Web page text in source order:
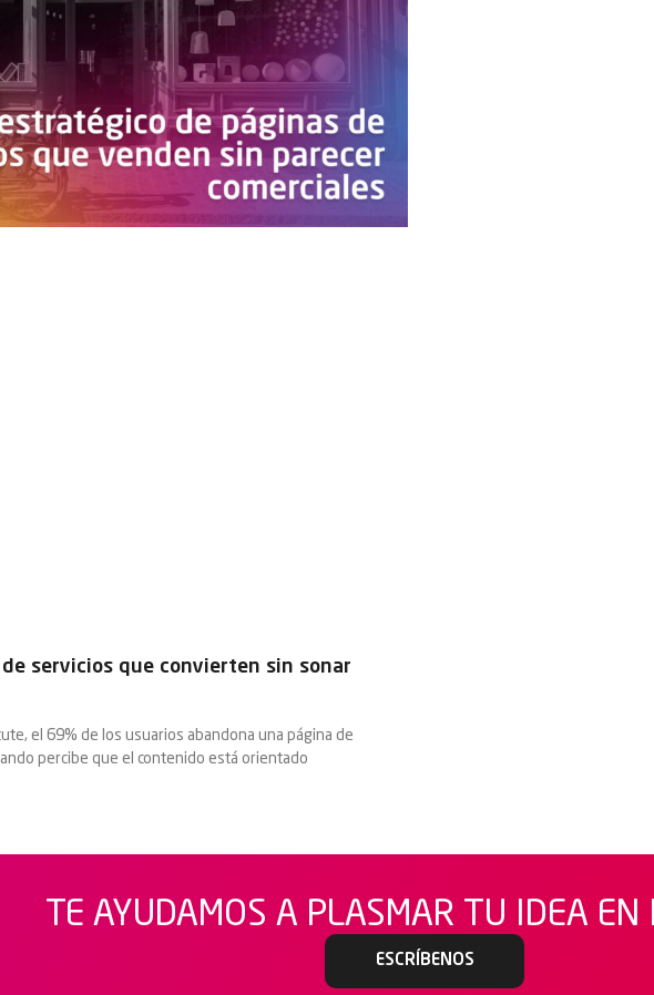
servicios que convierten sin sonar
el 69% de los usuarios abandona una página de
percibe que el contenido está orientado
TE AYUDAMOS A PLASMAR TU IDEA EN
ESCRÍBENOS